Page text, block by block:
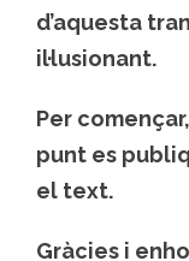
d’aquesta
il·lusionant.
Per
punt es
el text.
Gràcies i